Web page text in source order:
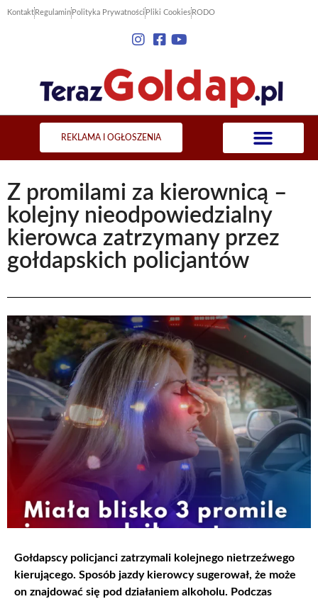
Kontakt Regulamin Polityka Prywatności Pliki Cookies RODO
REKLAMA I OGŁOSZENIA
Z promilami za kierownicą –
kolejny nieodpowiedzialny
kierowca zatrzymany przez
gołdapskich policjantów
Gołdapscy policjanci zatrzymali kolejnego nietrzeźwego
kierującego. Sposób jazdy kierowcy sugerował, że może
on znajdować się pod działaniem alkoholu. Podczas